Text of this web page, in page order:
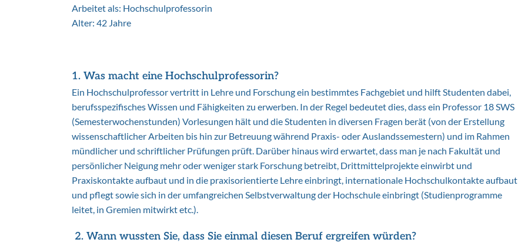
Arbeitet als: Hochschulprofessorin
Alter: 42 Jahre
1. Was macht eine Hochschulprofessorin?
Ein Hochschulprofessor vertritt in Lehre und Forschung ein bestimmtes Fachgebiet und hilft Studenten dabei,
berufsspezifisches Wissen und Fähigkeiten zu erwerben. In der Regel bedeutet dies, dass ein Professor 18 SWS
(Semesterwochenstunden) Vorlesungen hält und die Studenten in diversen Fragen berät (von der Erstellung
wissenschaftlicher Arbeiten bis hin zur Betreuung während Praxis- oder Auslandssemestern) und im Rahmen
mündlicher und schriftlicher Prüfungen prüft. Darüber hinaus wird erwartet, dass man je nach Fakultät und
persönlicher Neigung mehr oder weniger stark Forschung betreibt, Drittmittelprojekte einwirbt und
Praxiskontakte aufbaut und in die praxisorientierte Lehre einbringt, internationale Hochschulkontakte aufbaut
und pflegt sowie sich in der umfangreichen Selbstverwaltung der Hochschule einbringt (Studienprogramme
leitet, in Gremien mitwirkt etc.).
2. Wann wussten Sie, dass Sie einmal diesen Beruf ergreifen würden?